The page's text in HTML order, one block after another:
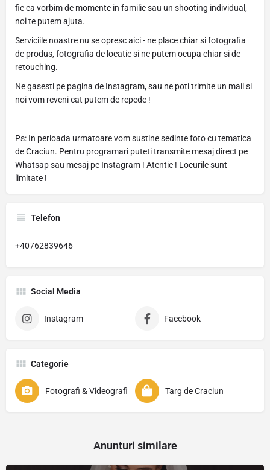
fie ca vorbim de momente in familie sau un shooting individual,
noi te putem ajuta.
Serviciile noastre nu se opresc aici - ne place chiar si fotografia
de produs, fotografia de locatie si ne putem ocupa chiar si de
retouching.
Ne gasesti pe pagina de Instagram, sau ne poti trimite un mail si
noi vom reveni cat putem de repede !
Ps: In perioada urmatoare vom sustine sedinte foto cu tematica
de Craciun. Pentru programari puteti transmite mesaj direct pe
Whatsap sau mesaj pe Instagram ! Atentie ! Locurile sunt
limitate !
Telefon
+40762839646
Social Media
Instagram Facebook
Categorie
Fotografi & Videografi Targ de Craciun
Anunturi similare